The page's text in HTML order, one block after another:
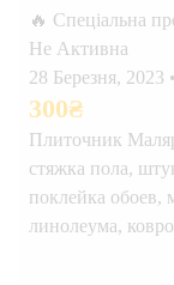
🔥 Спеціальна
Не Активна
28 Березня, 2023 •
300₴
Плиточник
стяжка пола,
поклейка обоев,
линолеума,